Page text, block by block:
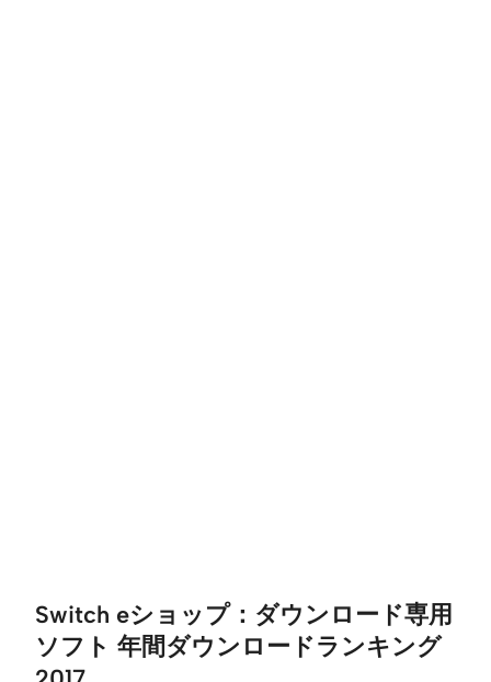
Switch eショップ：ダウンロード専用
ソフト 年間ダウンロードランキング